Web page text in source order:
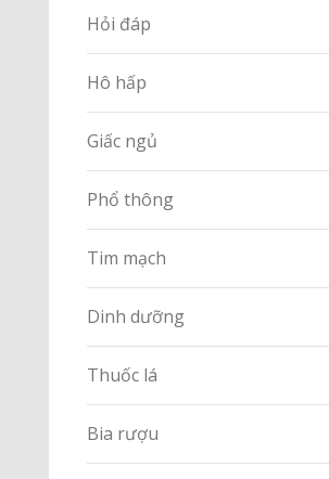
Hỏi đáp
Hô hấp
Giấc ngủ
Phổ thông
Tim mạch
Dinh dưỡng
Thuốc lá
Bia rượu